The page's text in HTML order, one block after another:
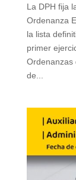
La DPH fija
Ordenanza
la lista
primer
Ordenanzas
de...